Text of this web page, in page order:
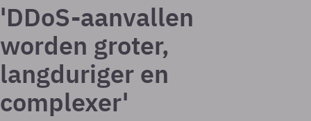
'DDoS-aanvallen
worden groter,
langduriger en
complexer'